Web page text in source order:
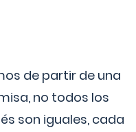
de partir de una
no todos los
son iguales, cada